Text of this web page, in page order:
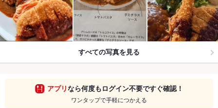
すべての写真を見る
アプリなら何度もログイン不要ですぐ確認！
ワンタップで手軽につかえる